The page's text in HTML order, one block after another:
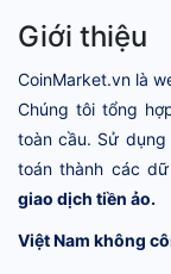
Giới thiệu
CoinMarket.vn là
Chúng tôi tổng
toàn cầu. Sử
toán thành các
giao dịch tiền ảo.
Việt Nam không